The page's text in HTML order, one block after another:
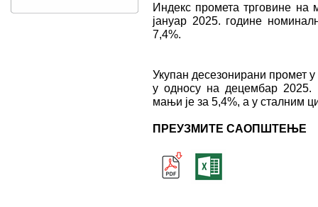
Индекс промета трговине на
јануар 2025. године
7,4%.
Укупан десезонирани промет
у односу на децембар 2025.
мањи је за 5,4%, а у сталним
ПРЕУЗМИТЕ САОПШТЕЊЕ